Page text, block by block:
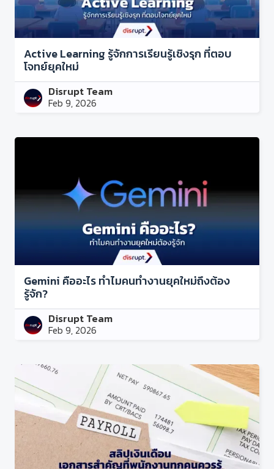
Active Learning รู้จักการเรียนรู้เชิงรุก ที่ตอบ
โจทย์ยุคใหม่
Disrupt Team
Feb 9, 2026
Gemini คืออะไร ทำไมคนทำงานยุคใหม่ถึงต้อง
รู้จัก?
Disrupt Team
Feb 9, 2026